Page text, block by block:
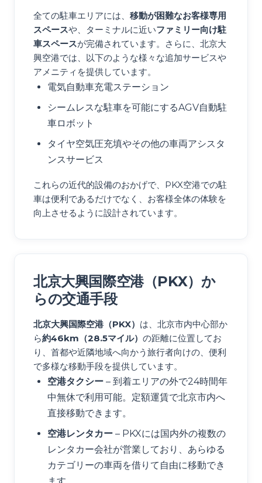
全ての駐車エリアには、 移動が困難なお客様専用
スペースや、ターミナルに近いファミリー向け駐
車スペースが完備されています。さらに、北京大
興空港では、以下のような様々な追加サービスや
アメニティを提供しています。
電気自動車充電ステーション
シームレスな駐車を可能にするAGV自動駐
車ロボット
タイヤ空気圧充填やその他の車両アシスタ
ンスサービス
これらの近代的設備のおかげで、PKX空港での駐
車は便利であるだけでなく、お客様全体の体験を
向上させるように設計されています。
北京大興国際空港（PKX）か
らの交通手段
北京大興国際空港（PKX） は、北京市内中心部か
ら約46km（28.5マイル） の距離に位置してお
り、首都や近隣地域へ向かう旅行者向けの、便利
で多様な移動手段を提供しています。
空港タクシー – 到着エリアの外で24時間年
中無休で利用可能。定額運賃で北京市内へ
直接移動できます。
空港レンタカー – PKXには国内外の複数の
レンタカー会社が営業しており、あらゆる
カテゴリーの車両を借りて自由に移動でき